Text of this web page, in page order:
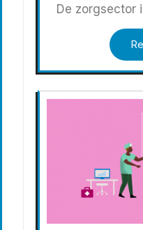
De zorgsector